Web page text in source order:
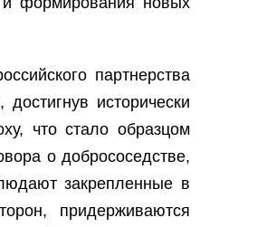
партнерства
исторически
что стало образцом
о добрососедстве,
закрепленные в
придерживаются